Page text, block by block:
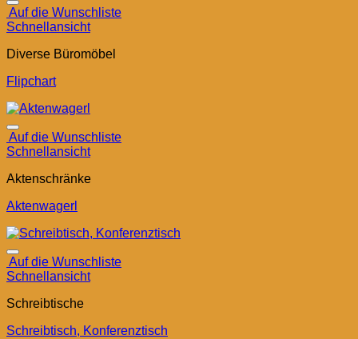
Auf die Wunschliste
Schnellansicht
Diverse Büromöbel
Flipchart
Auf die Wunschliste
Schnellansicht
Aktenschränke
Aktenwagerl
Auf die Wunschliste
Schnellansicht
Schreibtische
Schreibtisch, Konferenztisch